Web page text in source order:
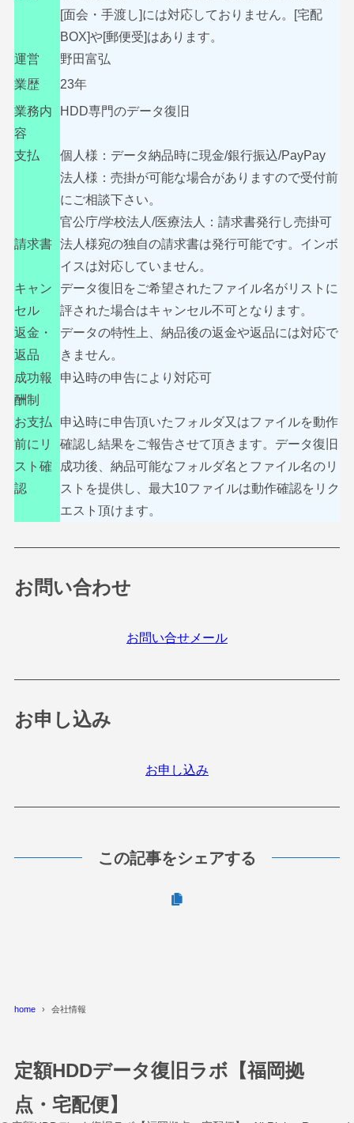
[面会・手渡し]には対応しておりません。[宅配
BOX]や[郵便受]はあります。
運営
野田富弘
業歴
23年
業務内
容
HDD専門のデータ復旧
支払
個人様：データ納品時に現金/銀行振込/PayPay
法人様：売掛が可能な場合がありますので受付前
にご相談下さい。
官公庁/学校法人/医療法人：請求書発行し売掛可
請求書 法人様宛の独自の請求書は発行可能です。インボ
イスは対応していません。
キャン
セル
データ復旧をご希望されたファイル名がリストに
評された場合はキャンセル不可となります。
返金・
返品
データの特性上、納品後の返金や返品には対応で
きません。
成功報
酬制
申込時の申告により対応可
お支払
前にリ
スト確
認
申込時に申告頂いたフォルダ又はファイルを動作
確認し結果をご報告させて頂きます。データ復旧
成功後、納品可能なフォルダ名とファイル名のリ
ストを提供し、最大10ファイルは動作確認をリク
エスト頂けます。
お問い合わせ
お問い合せメール
お申し込み
お申し込み
この記事をシェアする
home 会社情報
定額HDDデータ復旧ラボ【福岡拠
点・宅配便】